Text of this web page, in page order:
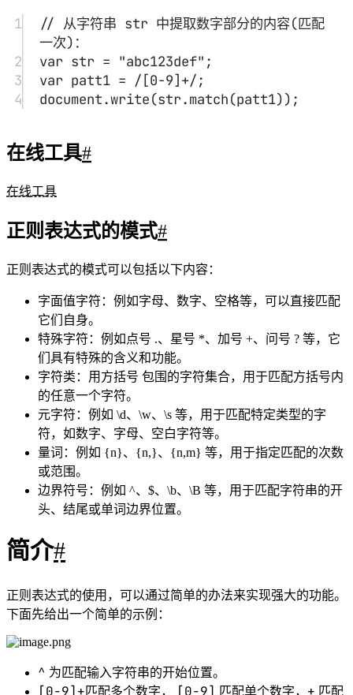
正则表达式元字符和特性#
字符匹配
普通字符：普通字符按照字面意义进行匹配，例如
匹配字母 “a” 将匹配到文本中的 “a” 字符。
意数字字符，\w 匹配任意字母数字字符，. 匹配任
意字符（除了换行符）等。
+：匹配前面的模式一次或多次。
?：匹配前面的模式零次或一次。
{n,}：匹配前面的模式至少 n 次。
{n,m}：匹配前面的模式至少 n 次且不超过 m 次。
字符类
[ ]：匹配括号内的任意一个字符。例如，[abc] 匹
配字符 “a”、“b” 或 “c”。
[^ ]：匹配除了括号内的字符以外的任意一个字
符。例如，[^abc] 匹配除了字符 “a”、“b” 或 “c” 以
外的任意字符。
边界匹配
^：匹配字符串的开头。
$：匹配字符串的结尾。
\b：匹配单词边界。
\B：匹配非单词边界。
\：转义字符，用于匹配特殊字符本身。
.：匹配任意字符（除了换行符）。
为什么使用正则表达式？#